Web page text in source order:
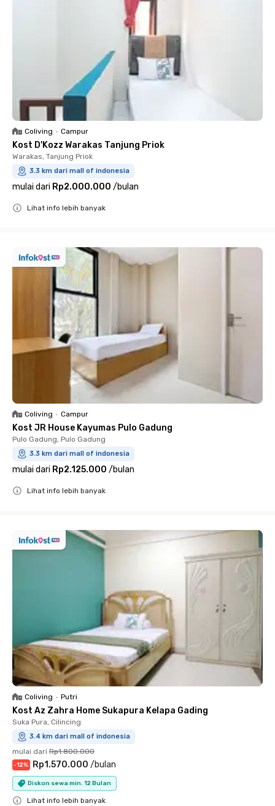
Coliving • Campur
Kost D'Kozz Warakas Tanjung Priok
Warakas, Tanjung Priok
3.3 km dari mall of indonesia
mulai dari Rp2.000.000 /bulan
Lihat info lebih banyak
Coliving • Campur
Kost JR House Kayumas Pulo Gadung
Pulo Gadung, Pulo Gadung
3.3 km dari mall of indonesia
mulai dari Rp2.125.000 /bulan
Lihat info lebih banyak
Coliving • Putri
Kost Az Zahra Home Sukapura Kelapa Gading
Suka Pura, Cilincing
3.4 km dari mall of indonesia
mulai dari Rp1.800.000
-12% Rp1.570.000 /bulan
Diskon sewa min. 12 Bulan
Lihat info lebih banyak